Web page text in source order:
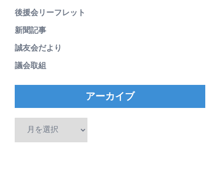
後援会リーフレット
新聞記事
誠友会だより
議会取組
アーカイブ